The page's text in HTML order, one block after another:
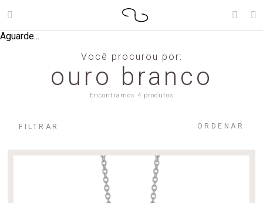
Aguarde...
Você procurou por:
ouro branco
Encontramos 4 produtos
FILTRAR ORDENAR